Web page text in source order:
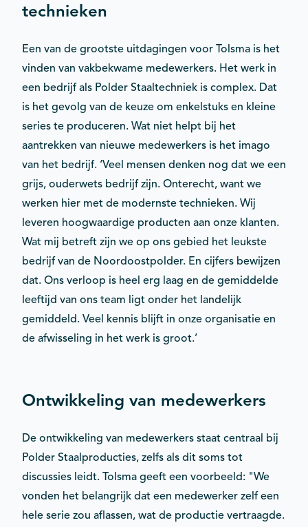
technieken
Een van de grootste uitdagingen voor Tolsma is het
vinden van vakbekwame medewerkers. Het werk in
een bedrijf als Polder Staaltechniek is complex. Dat
is het gevolg van de keuze om enkelstuks en kleine
series te produceren. Wat niet helpt bij het
aantrekken van nieuwe medewerkers is het imago
van het bedrijf. ‘Veel mensen denken nog dat we een
grijs, ouderwets bedrijf zijn. Onterecht, want we
werken hier met de modernste technieken. Wij
leveren hoogwaardige producten aan onze klanten.
Wat mij betreft zijn we op ons gebied het leukste
bedrijf van de Noordoostpolder. En cijfers bewijzen
dat. Ons verloop is heel erg laag en de gemiddelde
leeftijd van ons team ligt onder het landelijk
gemiddeld. Veel kennis blijft in onze organisatie en
de afwisseling in het werk is groot.’
Ontwikkeling van medewerkers
De ontwikkeling van medewerkers staat centraal bij
Polder Staalproducties, zelfs als dit soms tot
discussies leidt. Tolsma geeft een voorbeeld: "We
vonden het belangrijk dat een medewerker zelf een
hele serie zou aflassen, wat de productie vertraagde.